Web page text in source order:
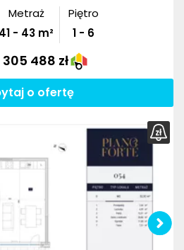
Metraż
41 - 43 m²
Piętro
1 - 6
305 488 zł
o ofertę